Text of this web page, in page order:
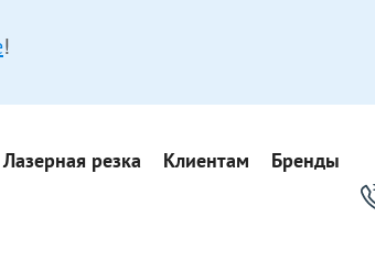
!
Лазерная резка Клиентам
Бренды